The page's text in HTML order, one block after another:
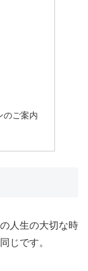
のご案内
人生の大切な時
じです。